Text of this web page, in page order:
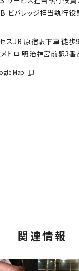
ビバレッジ担当執行役
スJR 原宿駅下車 徒歩
トロ 明治神宮前駅3番
Map
関連情報